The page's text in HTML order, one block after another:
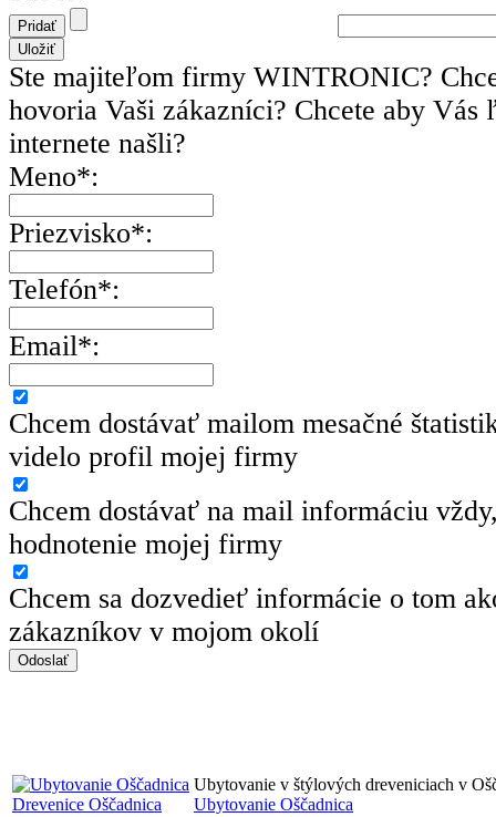
Ste majiteľom firmy WINTRONIC?
hovoria Vaši zákazníci? Chcete aby Vás
internete našli?
Meno*:
Priezvisko*:
Telefón*:
Email*:
Chcem dostávať mailom mesačné
videlo profil mojej firmy
Chcem dostávať na mail informáciu
hodnotenie mojej firmy
Chcem sa dozvedieť informácie o tom
zákazníkov v mojom okolí
Drevenice Oščadnica
Ubytovanie v štýlových dreveniciach v
Ubytovanie Oščadnica